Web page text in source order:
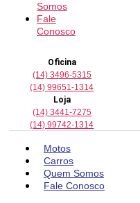
Somos
Fale
Conosco
Oficina
(14) 3496-5315
(14) 99651-1314
Loja
(14) 3441-7275
(14) 99742-1314
Motos
Carros
Quem Somos
Fale Conosco